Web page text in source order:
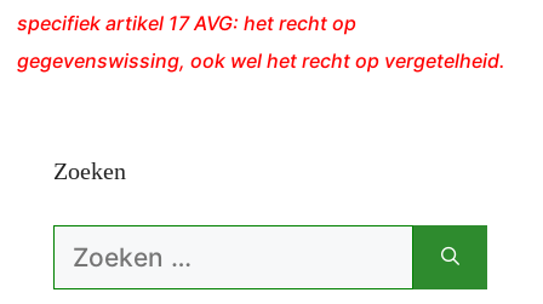
specifiek artikel 17 AVG: het recht op
gegevenswissing, ook wel het recht op vergetelheid.
Zoeken
Zoek